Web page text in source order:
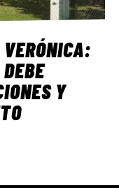
Y